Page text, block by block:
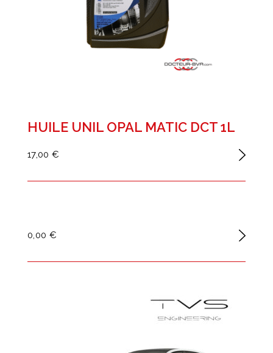
HUILE UNIL OPAL MATIC DCT 1L
17,00 €
0,00 €